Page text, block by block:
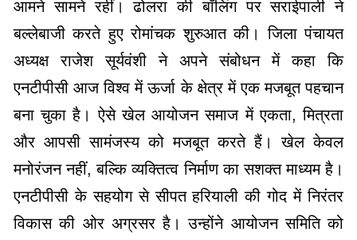
आमने सामने रहीं। ढोलरा की बॉलिंग पर सराईपाली ने
बल्लेबाजी करते हुए रोमांचक शुरुआत की। जिला पंचायत
अध्यक्ष राजेश सूर्यवंशी ने अपने संबोधन में कहा कि
एनटीपीसी आज विश्व में ऊर्जा के क्षेत्र में एक मजबूत पहचान
बना चुका है। ऐसे खेल आयोजन समाज में एकता, मित्रता
और आपसी सामंजस्य को मजबूत करते हैं। खेल केवल
मनोरंजन नहीं, बल्कि व्यक्तित्व निर्माण का सशक्त माध्यम है।
एनटीपीसी के सहयोग से सीपत हरियाली की गोद में निरंतर
विकास की ओर अग्रसर है। उन्होंने आयोजन समिति को